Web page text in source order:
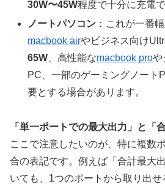
30W〜45W程度で十分に充電で
ノートパソコン ：これが一番
macbook airやビジネス向け
65W 、高性能なmacbook proや
PC、一部のゲーミングノート
要とする場合があります。
「単一ポートでの最大出力」と「
ここで注意したいのが、特に複数
合の表記です。例えば「合計最大
いても、1つのポートから取り出